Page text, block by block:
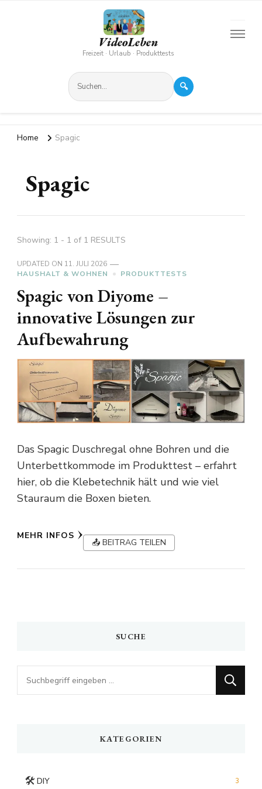
VideoLeben
Freizeit · Urlaub · Produkttests
🔍
Home Spagic
Spagic
Showing: 1 - 1 of 1 RESULTS
UPDATED ON 11. JULI 2026
HAUSHALT & WOHNEN
PRODUKTTESTS
Spagic von Diyome –
innovative Lösungen zur
Aufbewahrung
Das Spagic Duschregal ohne Bohren und die
Unterbettkommode im Produkttest – erfahrt
hier, ob die Klebetechnik hält und wie viel
Stauraum die Boxen bieten.
MEHR INFOS
📤 BEITRAG TEILEN
SUCHE
Looking
for
KATEGORIEN
🛠️ DIY 3